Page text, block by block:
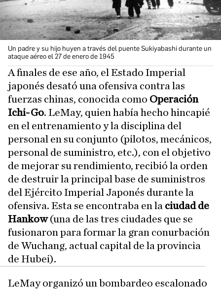
Un padre y su hijo huyen a través del puente Sukiyabashi durante un
ataque aéreo el 27 de enero de 1945
A finales de ese año, el Estado Imperial
japonés desató una ofensiva contra las
fuerzas chinas, conocida como Operación
Ichi-Go. LeMay, quien había hecho hincapié
en el entrenamiento y la disciplina del
personal en su conjunto (pilotos, mecánicos,
personal de suministro, etc.), con el objetivo
de mejorar su rendimiento, recibió la orden
de destruir la principal base de suministros
del Ejército Imperial Japonés durante la
ofensiva. Esta se encontraba en la ciudad de
Hankow(una de las tres ciudades que se
fusionaron para formar la gran conurbación
de Wuchang, actual capital de la provincia
de Hubei).
LeMay organizó un bombardeo escalonado